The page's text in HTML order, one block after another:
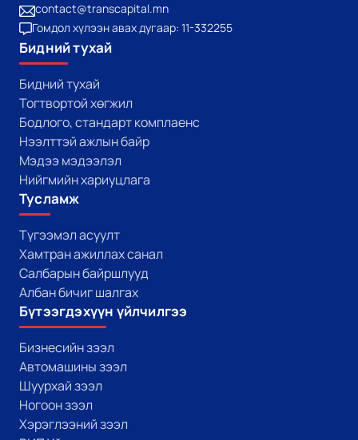
contact@transcapital.mn
Гомдол хүлээн авах дугаар: 11-332255
Бидний тухай
Бидний тухай
Тогтвортой хөгжил
Бодлого, стандарт комплаенс
Нээлттэй ажлын байр
Мэдээ мэдээлэл
Нийгмийн хариуцлага
Тусламж
Түгээмэл асуулт
Хамтран ажиллах санал
Салбарын байршлууд
Албан бичиг шалгах
Бүтээгдэхүүн үйлчилгээ
Бизнесийн зээл
Автомашины зээл
Шуурхай зээл
Ногоон зээл
Хэрэглээний зээл